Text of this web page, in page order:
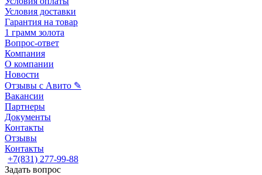
Условия доставки
Гарантия на товар
1 грамм золота
Вопрос-ответ
Компания
О компании
Новости
Отзывы с Авито ✎
Вакансии
Партнеры
Документы
Контакты
Отзывы
Контакты
+7(831) 277-99-88
Задать вопрос